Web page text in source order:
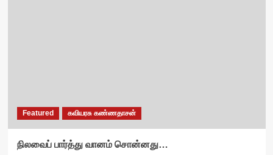
Featured கவியரசு கண்ணதாசன்
நிலவைப் பார்த்து வானம் சொன்னது…